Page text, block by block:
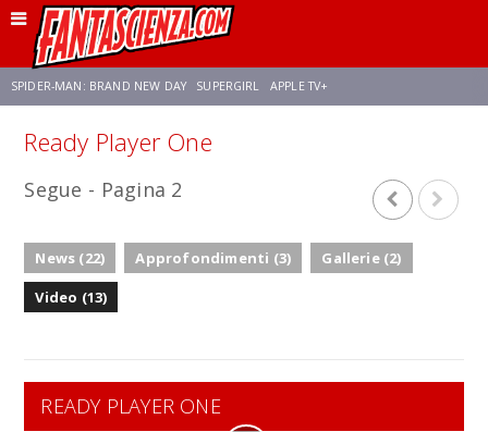
SPIDER-MAN: BRAND NEW DAY SUPERGIRL APPLE TV+
FRANCO RICCIARDIELLO
Ready Player One
Segue - Pagina 2
News (22) Approfondimenti (3)
Gallerie (2)
Video (13)
READY PLAYER ONE